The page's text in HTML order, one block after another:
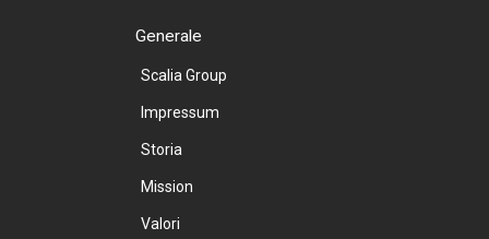
Generale
Scalia Group
Impressum
Storia
Mission
Valori